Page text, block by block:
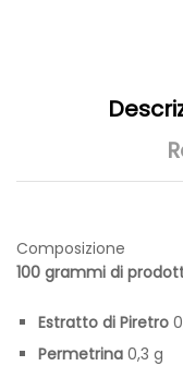
Composizione
100 grammi di
Estratto di Piretro
Permetrina 0,3 g